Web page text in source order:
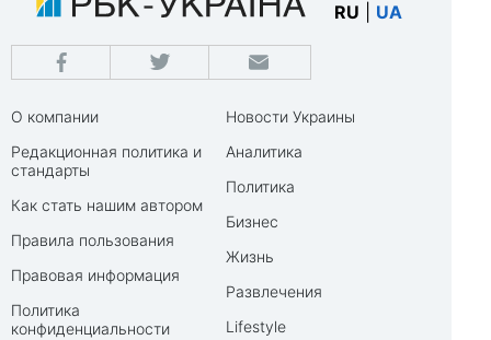
RU UA
О компании
Редакционная политика и
стандарты
Как стать нашим автором
Правила пользования
Правовая информация
Политика
конфиденциальности
Новости Украины
Аналитика
Политика
Бизнес
Жизнь
Развлечения
Lifestyle